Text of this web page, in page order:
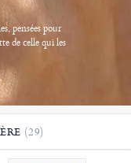
pensées pour
de celle qui les
(29)